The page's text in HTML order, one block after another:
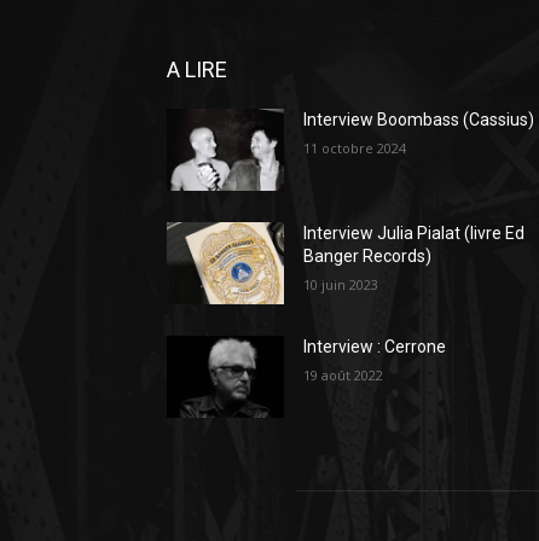
A LIRE
Interview Boombass (Cassius)
11 octobre 2024
Interview Julia Pialat (livre Ed
Banger Records)
10 juin 2023
Interview : Cerrone
19 août 2022